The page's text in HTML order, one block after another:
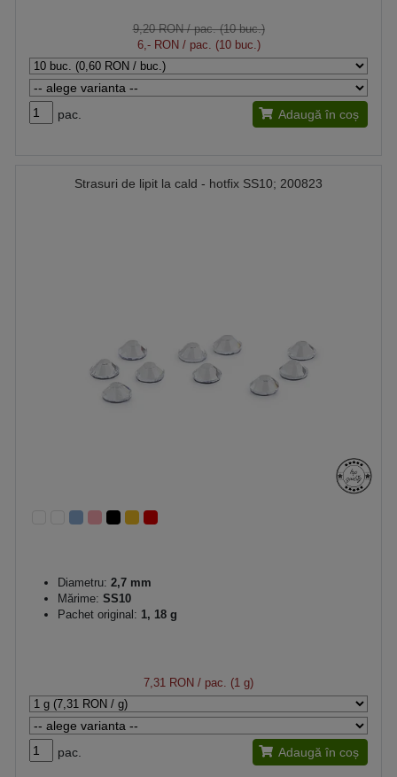
9,20 RON/ pac. (10 buc.)
6,- RON/ pac. (10 buc.)
pac. Adaugă în coș
Strasuri de lipit la cald - hotfix SS10; 200823
Diametru: 2,7 mm
Mărime: SS10
Pachet original: 1, 18 g
7,31 RON / pac. (1 g)
pac. Adaugă în coș